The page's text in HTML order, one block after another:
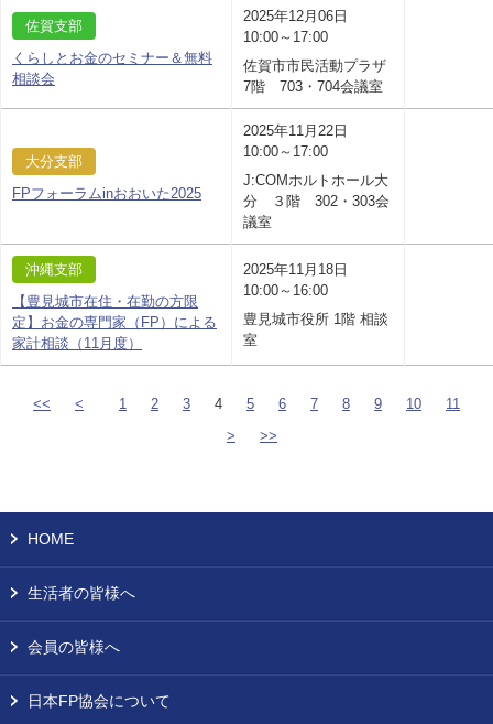
佐賀支部
くらしとお金のセミナー＆無料
相談会
2025年12月06日
10:00～17:00
佐賀市市民活動プラザ
7階 703・704会議室
大分支部
FPフォーラムinおおいた2025
2025年11月22日
10:00～17:00
J:COMホルトホール大
分 ３階 302・303会
議室
沖縄支部
【豊見城市在住・在勤の方限
定】お金の専門家（FP）による
家計相談（11月度）
2025年11月18日
10:00～16:00
豊見城市役所 1階 相談
室
<< < 1 2 3 4 5 6 7 8 9 10
11
>
>>
HOME
生活者の皆様へ
会員の皆様へ
日本FP協会について